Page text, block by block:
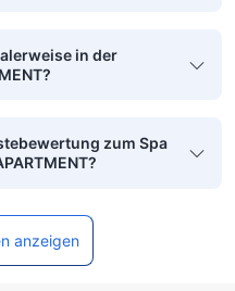
in der
zum Spa
anzeigen